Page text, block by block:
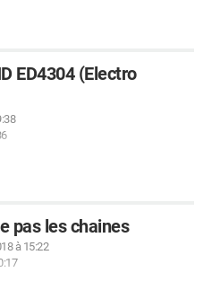
ED4304 (Electro
pas les chaines
à 15:22